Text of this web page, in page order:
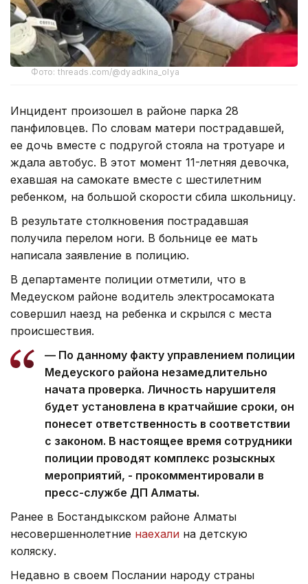
Фото: threads.com/@dyadkina_olya
Инцидент произошел в районе парка 28
панфиловцев. По словам матери пострадавшей,
ее дочь вместе с подругой стояла на тротуаре и
ждала автобус. В этот момент 11-летняя девочка,
ехавшая на самокате вместе с шестилетним
ребенком, на большой скорости сбила школьницу.
В результате столкновения пострадавшая
получила перелом ноги. В больнице ее мать
написала заявление в полицию.
В департаменте полиции отметили, что в
Медеуском районе водитель электросамоката
совершил наезд на ребенка и скрылся с места
происшествия.
— По данному факту управлением полиции
Медеуского района незамедлительно
начата проверка. Личность нарушителя
будет установлена в кратчайшие сроки, он
понесет ответственность в соответствии
с законом. В настоящее время сотрудники
полиции проводят комплекс розыскных
мероприятий, - прокомментировали в
пресс-службе ДП Алматы.
Ранее в Бостандыкском районе Алматы
несовершеннолетние наехали на детскую
коляску.
Недавно в своем Послании народу страны